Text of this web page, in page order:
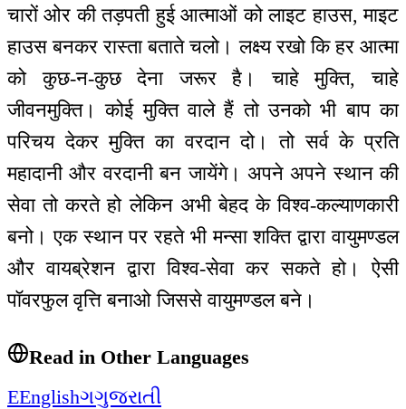
चारों ओर की तड़पती हुई आत्माओं को लाइट हाउस, माइट
हाउस बनकर रास्ता बताते चलो। लक्ष्य रखो कि हर आत्मा
को कुछ-न-कुछ देना जरूर है। चाहे मुक्ति, चाहे
जीवनमुक्ति। कोई मुक्ति वाले हैं तो उनको भी बाप का
परिचय देकर मुक्ति का वरदान दो। तो सर्व के प्रति
महादानी और वरदानी बन जायेंगे। अपने अपने स्थान की
सेवा तो करते हो लेकिन अभी बेहद के विश्व-कल्याणकारी
बनो। एक स्थान पर रहते भी मन्सा शक्ति द्वारा वायुमण्डल
और वायब्रेशन द्वारा विश्व-सेवा कर सकते हो। ऐसी
पॉवरफुल वृत्ति बनाओ जिससे वायुमण्डल बने।
Read in Other Languages
EEnglishગગુજરાતી